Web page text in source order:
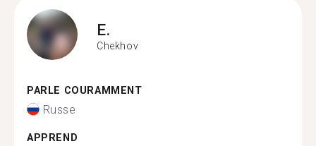
E.
Chekhov
PARLE COURAMMENT
Russe
APPREND